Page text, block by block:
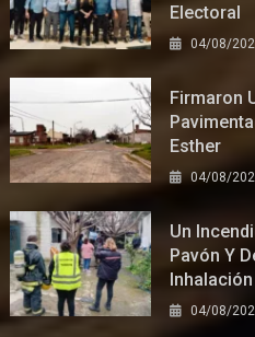
Electoral
04/08/
Firmaron
Esther
04/08/
Un
Pavón Y
04/08/